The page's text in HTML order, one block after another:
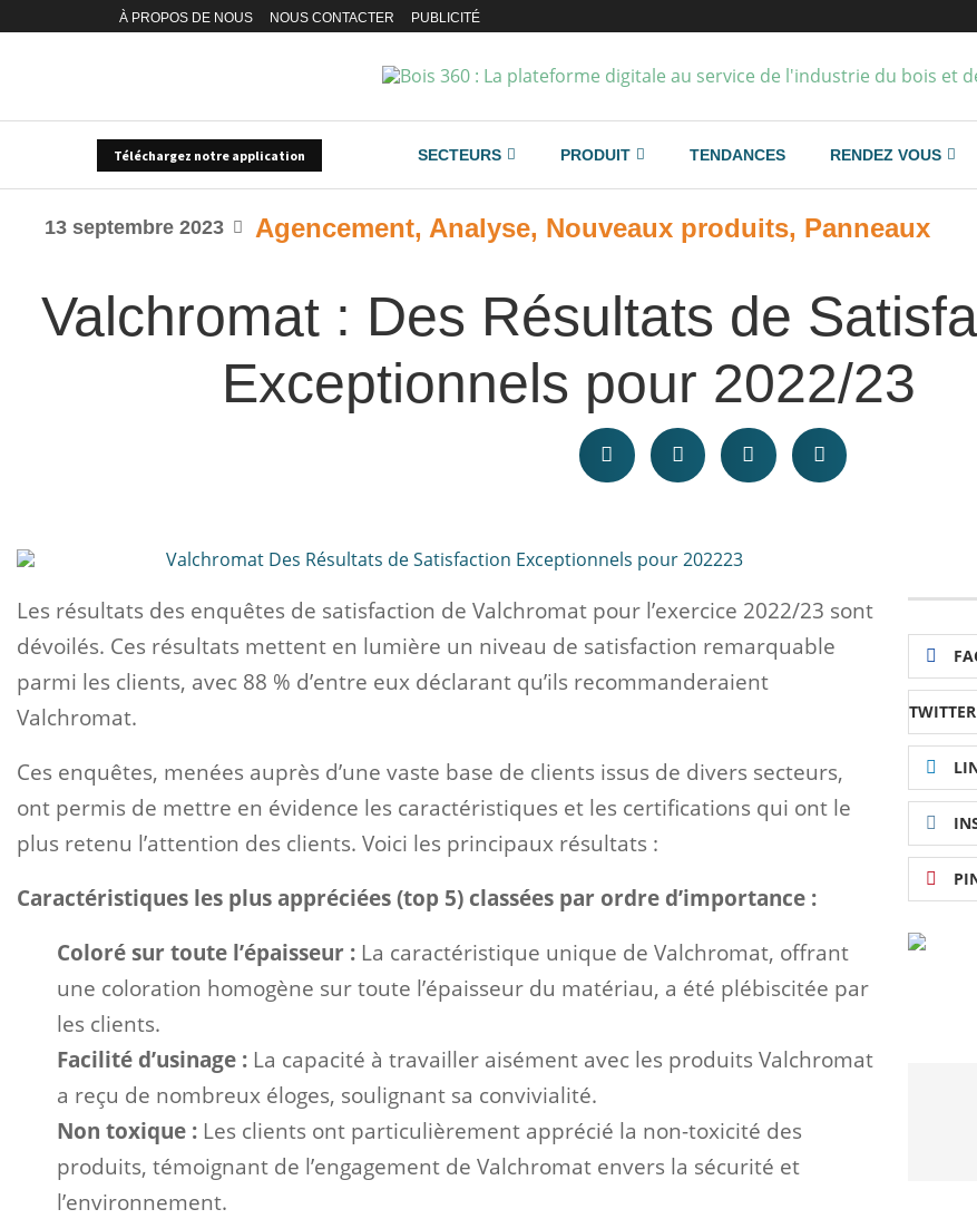
À PROPOS DE NOUS NOUS CONTACTER PUBLICITÉ
Téléchargez notre application SECTEURS PRODUIT TENDANCES RENDEZ VOUS
13 septembre 2023 Agencement, Analyse, Nouveaux produits, Panneaux
Valchromat : Des Résultats de
Exceptionnels pour 2022/23
Les résultats des enquêtes de satisfaction de Valchromat pour l’exercice 2022/23 sont
dévoilés. Ces résultats mettent en lumière un niveau de satisfaction remarquable
parmi les clients, avec 88 % d’entre eux déclarant qu’ils recommanderaient
Valchromat.
Ces enquêtes, menées auprès d’une vaste base de clients issus de divers secteurs,
ont permis de mettre en évidence les caractéristiques et les certifications qui ont le
plus retenu l’attention des clients. Voici les principaux résultats :
Caractéristiques les plus appréciées (top 5) classées par ordre d’importance :
Coloré sur toute l’épaisseur : La caractéristique unique de Valchromat, offrant
une coloration homogène sur toute l’épaisseur du matériau, a été plébiscitée par
les clients.
Facilité d’usinage : La capacité à travailler aisément avec les produits Valchromat
a reçu de nombreux éloges, soulignant sa convivialité.
Non toxique : Les clients ont particulièrement apprécié la non-toxicité des
produits, témoignant de l’engagement de Valchromat envers la sécurité et
l’environnement.
TWITTER